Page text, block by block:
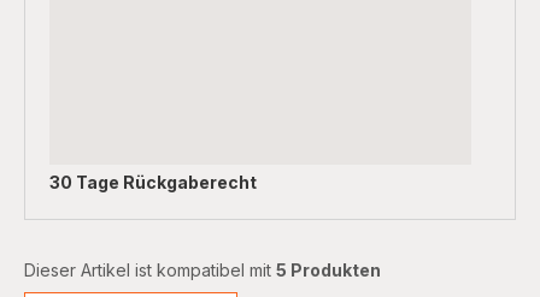
30 Tage Rückgaberecht
Dieser Artikel ist kompatibel mit 5 Produkten